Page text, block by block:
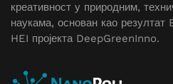
креативност у природним,
наукама, основан као резултат
HEI пројекта DeepGreenInno.